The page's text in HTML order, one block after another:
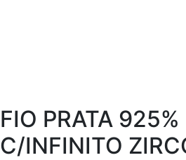
FIO PRATA 925%
C/INFINITO